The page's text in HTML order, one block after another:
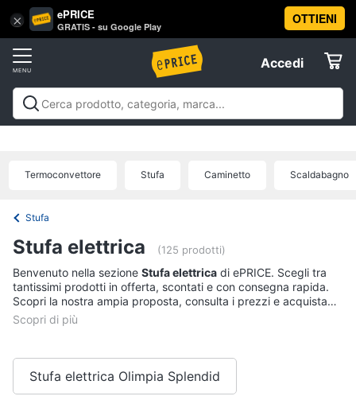
× ePRICE
GRATIS - su Google Play
OTTIENI
Accedi
Accedi
Registrati
Offerte
Tv
e
Home
Cinema
Smart
home
Vai
al
Clima
Riscaldamento
Termoconvettore
Radiatore
Vedi
Condizionatori
Condizionatore
Termoconvettore Stufa Caminetto Scaldabagno
Stufa
Stufa elettrica (125 prodotti)
Benvenuto nella sezione Stufa elettrica di ePRICE. Scegli tra
tantissimi prodotti in offerta, scontati e con consegna rapida.
Scopri la nostra ampia proposta, consulta i prezzi e acquista
comodamente online.
Stufa elettrica Olimpia Splendid